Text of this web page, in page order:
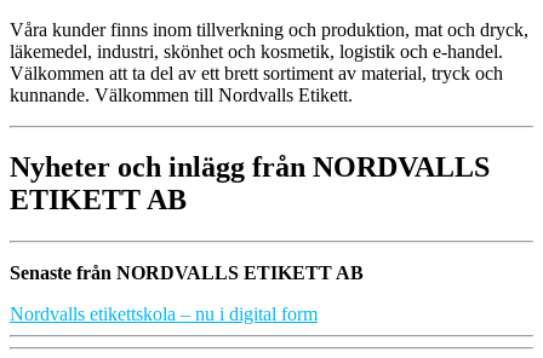
Våra kunder finns inom tillverkning och produktion, mat och dryck,
läkemedel, industri, skönhet och kosmetik, logistik och e-handel.
Välkommen att ta del av ett brett sortiment av material, tryck och
kunnande. Välkommen till Nordvalls Etikett.
Nyheter och inlägg från NORDVALLS
ETIKETT AB
Senaste från NORDVALLS ETIKETT AB
Nordvalls etikettskola – nu i digital form